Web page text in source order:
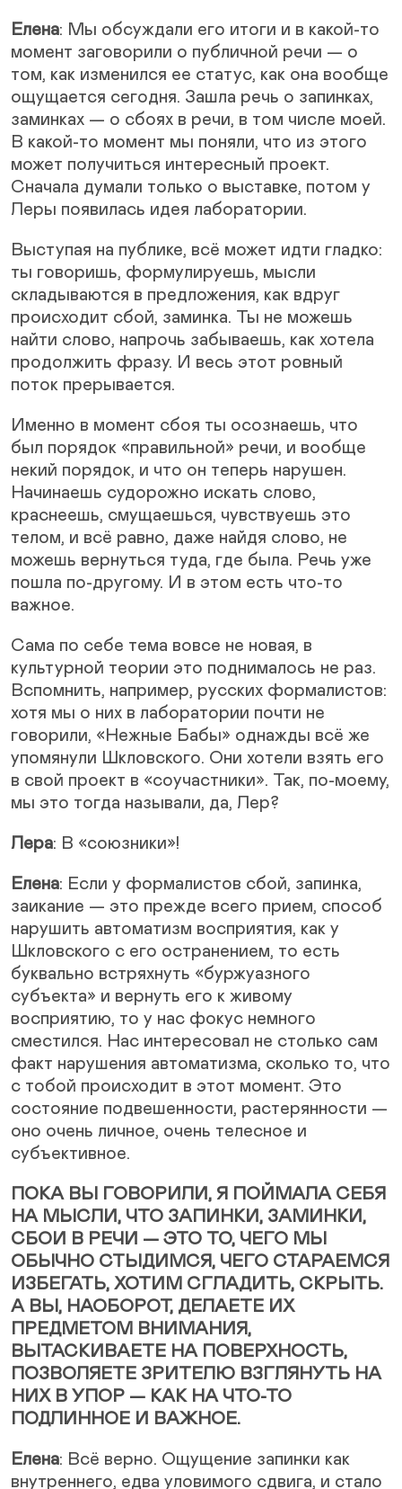
Елена: Мы обсуждали его итоги и в какой-то
момент заговорили о публичной речи — о
том, как изменился ее статус, как она вообще
ощущается сегодня. Зашла речь о запинках,
заминках — о сбоях в речи, в том числе моей.
В какой-то момент мы поняли, что из этого
может получиться интересный проект.
Сначала думали только о выставке, потом у
Леры появилась идея лаборатории.
Выступая на публике, всё может идти гладко:
ты говоришь, формулируешь, мысли
складываются в предложения, как вдруг
происходит сбой, заминка. Ты не можешь
найти слово, напрочь забываешь, как хотела
продолжить фразу. И весь этот ровный
поток прерывается.
Именно в момент сбоя ты осознаешь, что
был порядок «правильной» речи, и вообще
некий порядок, и что он теперь нарушен.
Начинаешь судорожно искать слово,
краснеешь, смущаешься, чувствуешь это
телом, и всё равно, даже найдя слово, не
можешь вернуться туда, где была. Речь уже
пошла по-другому. И в этом есть что-то
важное.
Сама по себе тема вовсе не новая, в
культурной теории это поднималось не раз.
Вспомнить, например, русских формалистов:
хотя мы о них в лаборатории почти не
говорили, «Нежные Бабы» однажды всё же
упомянули Шкловского. Они хотели взять его
в свой проект в «соучастники». Так, по-моему,
мы это тогда называли, да, Лер?
Лера: В «союзники»!
Елена: Если у формалистов сбой, запинка,
заикание — это прежде всего прием, способ
нарушить автоматизм восприятия, как у
Шкловского с его остранением, то есть
буквально встряхнуть «буржуазного
субъекта» и вернуть его к живому
восприятию, то у нас фокус немного
сместился. Нас интересовал не столько сам
факт нарушения автоматизма, сколько то, что
с тобой происходит в этот момент. Это
состояние подвешенности, растерянности —
оно очень личное, очень телесное и
субъективное.
ПОКА ВЫ ГОВОРИЛИ, Я ПОЙМАЛА СЕБЯ
НА МЫСЛИ, ЧТО ЗАПИНКИ, ЗАМИНКИ,
СБОИ В РЕЧИ — ЭТО ТО, ЧЕГО МЫ
ОБЫЧНО СТЫДИМСЯ, ЧЕГО СТАРАЕМСЯ
ИЗБЕГАТЬ, ХОТИМ СГЛАДИТЬ, СКРЫТЬ.
А ВЫ, НАОБОРОТ, ДЕЛАЕТЕ ИХ
ПРЕДМЕТОМ ВНИМАНИЯ,
ВЫТАСКИВАЕТЕ НА ПОВЕРХНОСТЬ,
ПОЗВОЛЯЕТЕ ЗРИТЕЛЮ ВЗГЛЯНУТЬ НА
НИХ В УПОР — КАК НА ЧТО-ТО
ПОДЛИННОЕ И ВАЖНОЕ.
Елена: Всё верно. Ощущение запинки как
внутреннего, едва уловимого сдвига, и стало